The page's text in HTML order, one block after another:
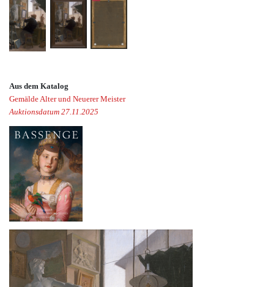
Aus dem Katalog
Gemälde Alter und Neuerer Meister
Auktionsdatum 27.11.2025